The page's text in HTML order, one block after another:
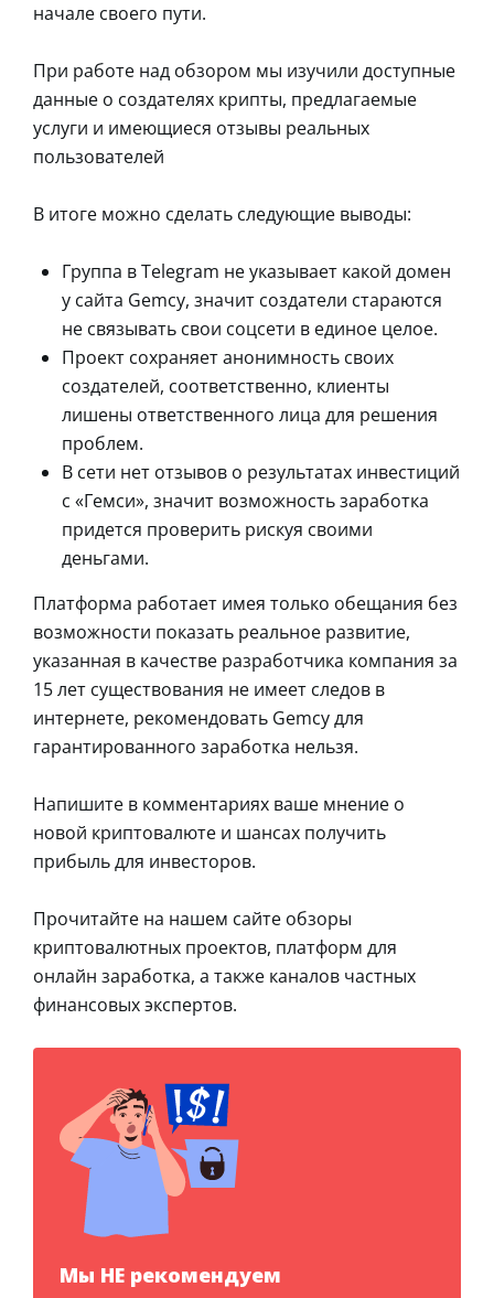
начале своего пути.
При работе над обзором мы изучили доступные
данные о создателях крипты, предлагаемые
услуги и имеющиеся отзывы реальных
пользователей
В итоге можно сделать следующие выводы:
Группа в Telegram не указывает какой домен
у сайта Gemcy, значит создатели стараются
не связывать свои соцсети в единое целое.
Проект сохраняет анонимность своих
создателей, соответственно, клиенты
лишены ответственного лица для решения
проблем.
В сети нет отзывов о результатах инвестиций
с «Гемси», значит возможность заработка
придется проверить рискуя своими
деньгами.
Платформа работает имея только обещания без
возможности показать реальное развитие,
указанная в качестве разработчика компания за
15 лет существования не имеет следов в
интернете, рекомендовать Gemcy для
гарантированного заработка нельзя.
Напишите в комментариях ваше мнение о
новой криптовалюте и шансах получить
прибыль для инвесторов.
Прочитайте на нашем сайте обзоры
криптовалютных проектов, платформ для
онлайн заработка, а также каналов частных
финансовых экспертов.
Мы НЕ рекомендуем